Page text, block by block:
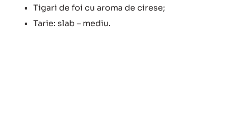
Tigari de foi cu aroma de cirese;
Tarie: slab – mediu.